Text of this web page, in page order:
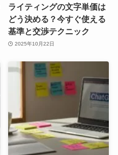
ライティングの文字単価は
どう決める？今すぐ使える
基準と交渉テクニック
2025年10月22日